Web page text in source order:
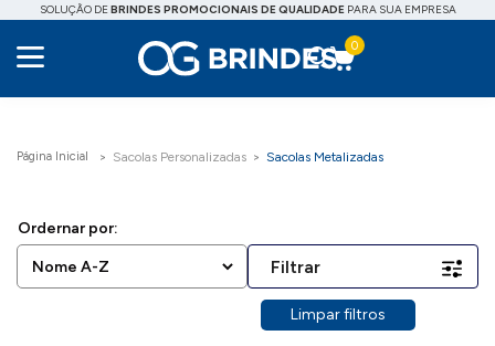
SOLUÇÃO DEBRINDES PROMOCIONAIS DE QUALIDADEPARA SUA EMPRESA
0
Sacolas Personalizadas Sacolas Metalizadas
Filtrar
Limpar filtros